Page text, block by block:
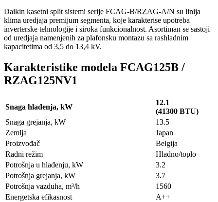
Daikin kasetni split sistemi serije FCAG-B/RZAG-A/N su linija
klima uredjaja premijum segmenta, koje karakterise upotreba
inverterske tehnologije i siroka funkcionalnost. Asortiman se sastoji
od uredjaja namenjenih za plafonsku montazu sa rashladnim
kapacitetima od 3,5 do 13,4 kV.
Karakteristike modela FCAG125B /
RZAG125NV1
Snaga hlađenja, kW
12.1
(41300 BTU)
Snaga grejanja, kW
13.5
Zemlja
Japan
Proizvođač
Belgija
Radni režim
Hladno/toplo
Potrošnja u hlađenju, kW
3.2
Potrošnja grejanja, kW
3.7
Potrošnja vazduha, m³/h
1560
Energetska efikasnost
A++